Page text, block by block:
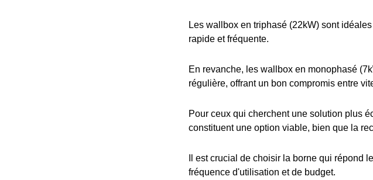
Les wallbox en triphasé (22kW) sont
rapide et fréquente.
En revanche, les wallbox en monophasé
régulière, offrant un bon compromis entre
Pour ceux qui cherchent une solution plus
constituent une option viable, bien que la
Il est crucial de choisir la borne qui répond
fréquence d'utilisation et de budget.